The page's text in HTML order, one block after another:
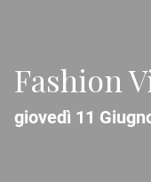
Fashion
giovedì 11